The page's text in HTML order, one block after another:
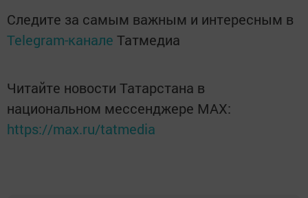
Следите за самым важным и интересным в
Telegram-канале Татмедиа
Читайте новости Татарстана в
национальном мессенджере MАХ:
https://max.ru/tatmedia